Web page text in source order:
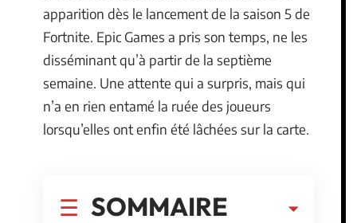
apparition dès le lancement de la saison 5 de
Fortnite. Epic Games a pris son temps, ne les
disséminant qu’à partir de la septième
semaine. Une attente qui a surpris, mais qui
n’a en rien entamé la ruée des joueurs
lorsqu’elles ont enfin été lâchées sur la carte.
SOMMAIRE